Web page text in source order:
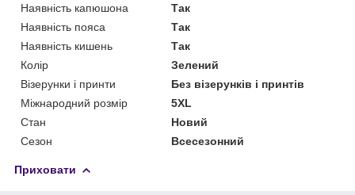
Наявність капюшона
Так
Наявність пояса
Так
Наявність кишень
Так
Колір
Зелений
Візерунки і принти
Без візерунків і принтів
Міжнародний розмір
5XL
Стан
Новий
Сезон
Всесезонний
Приховати